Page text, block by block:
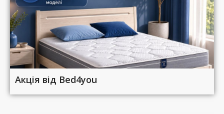
Акція від Bed4you